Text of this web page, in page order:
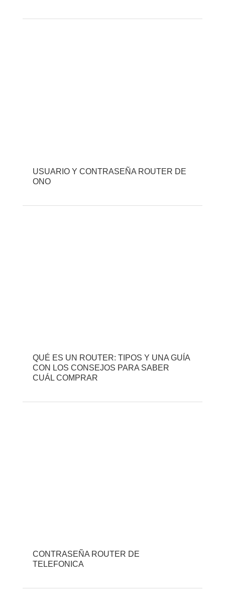
USUARIO Y CONTRASEÑA ROUTER DE
ONO
QUÉ ES UN ROUTER: TIPOS Y UNA GUÍA
CON LOS CONSEJOS PARA SABER
CUÁL COMPRAR
CONTRASEÑA ROUTER DE
TELEFONICA